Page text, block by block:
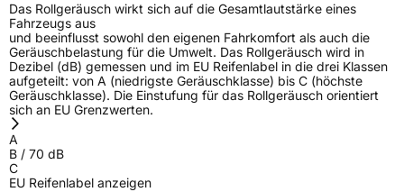
Das Rollgeräusch wirkt sich auf die Gesamtlautstärke eines
Fahrzeugs aus
und beeinflusst sowohl den eigenen Fahrkomfort als auch die
Geräuschbelastung für die Umwelt. Das Rollgeräusch wird in
Dezibel (dB) gemessen und im EU Reifenlabel in die drei Klassen
aufgeteilt: von A (niedrigste Geräuschklasse) bis C (höchste
Geräuschklasse). Die Einstufung für das Rollgeräusch orientiert
sich an EU Grenzwerten.
A
B / 70 dB
C
EU Reifenlabel anzeigen